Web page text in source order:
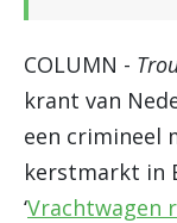
COLUMN -
krant van
een crimineel
kerstmarkt in
‘Vrachtwagen